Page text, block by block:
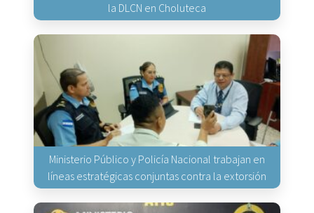
la DLCN en Choluteca
Ministerio Público y Policía Nacional trabajan en
líneas estratégicas conjuntas contra la extorsión